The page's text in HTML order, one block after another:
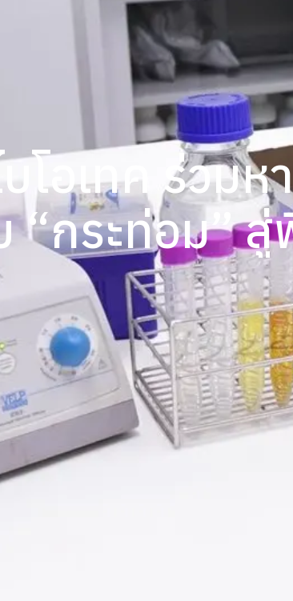
โอเทค ร่วม
“กระท่อม”